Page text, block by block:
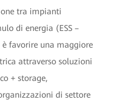
tra impianti
di energia (ESS –
è favorire una maggiore
attraverso soluzioni
+ storage,
di settore